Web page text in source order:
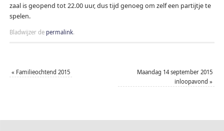
zaal is geopend tot 22.00 uur, dus tijd genoeg om zelf een partijtje te
spelen.
Bladwijzer de permalink.
« Familieochtend 2015
Maandag 14 september 2015
inloopavond»